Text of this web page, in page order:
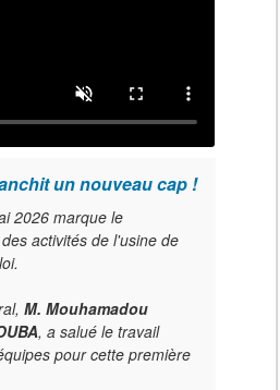
un nouveau cap !
2026 marque le
activités de l'usine de
M. Mouhamadou
, a salué le travail
pour cette première